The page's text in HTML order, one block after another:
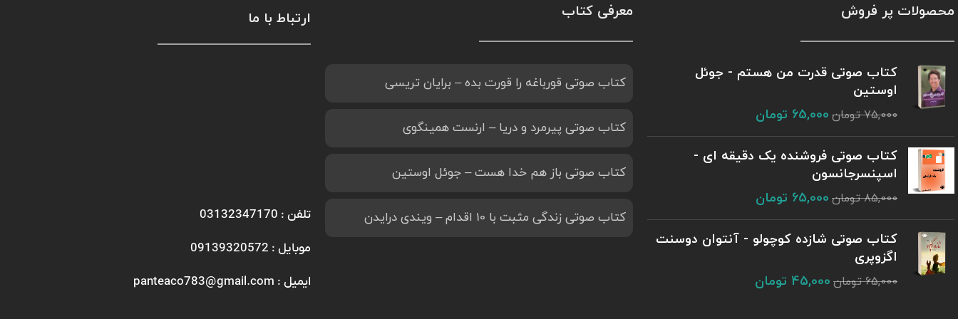
محصولات پر فروش
کتاب صوتی قدرت من هستم - جوئل
اوستین
75,000 تومان 65,000 تومان
کتاب صوتی فروشنده یک دقیقه ای -
اسپنسرجانسون
85,000 تومان 65,000 تومان
کتاب صوتی شازده کوچولو - آنتوان دوسنت
اگزوپری
65,000 تومان 45,000 تومان
معرفی کتاب
کتاب صوتی قورباغه را قورت بده – برایان تریسی
کتاب صوتی پیرمرد و دریا – ارنست همینگوی
کتاب صوتی باز هم خدا هست – جوئل اوستین
کتاب صوتی زندگی مثبت با 10 اقدام – ویندی درایدن
ارتباط با ما
تلفن : 03132347170
موبایل : 09139320572
ایمیل : panteaco783@gmail.com